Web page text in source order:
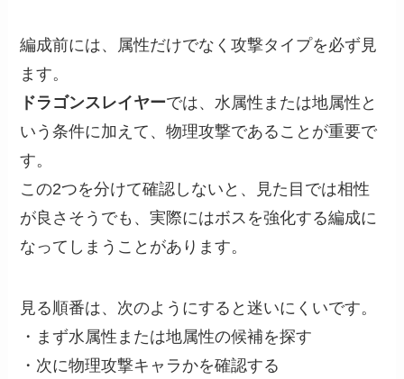
編成前には、属性だけでなく攻撃タイプを必ず見
ます。
ドラゴンスレイヤーでは、水属性または地属性と
いう条件に加えて、物理攻撃であることが重要で
す。
この2つを分けて確認しないと、見た目では相性
が良さそうでも、実際にはボスを強化する編成に
なってしまうことがあります。
見る順番は、次のようにすると迷いにくいです。
・まず水属性または地属性の候補を探す
・次に物理攻撃キャラかを確認する